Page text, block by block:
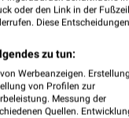
oder den Link in der
Diese Entscheidungen
zu tun:
Werbeanzeigen. Erstellung
von Profilen zur
Messung der
Quellen.